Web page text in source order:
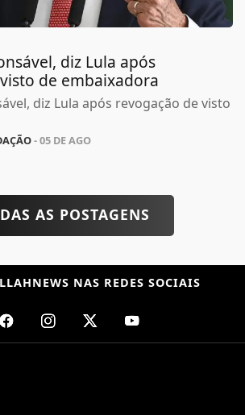
diz Lula após
de embaixadora
diz Lula após revogação de visto
- 05 DE AGO
AS POSTAGENS
NAS REDES SOCIAIS